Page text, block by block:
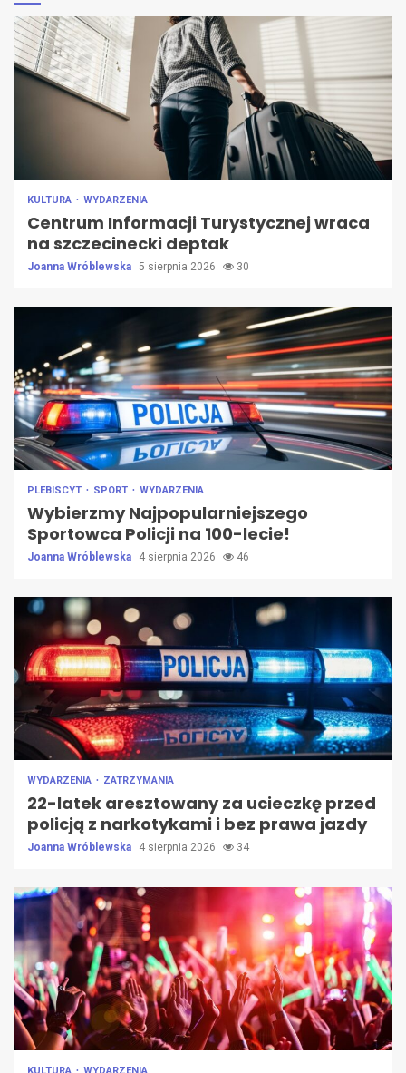
KULTURA WYDARZENIA
Centrum Informacji Turystycznej wraca
na szczecinecki deptak
Joanna Wróblewska 5 sierpnia 2026 30
PLEBISCYT SPORT WYDARZENIA
Wybierzmy Najpopularniejszego
Sportowca Policji na 100-lecie!
Joanna Wróblewska 4 sierpnia 2026 46
WYDARZENIA ZATRZYMANIA
22-latek aresztowany za ucieczkę przed
policją z narkotykami i bez prawa jazdy
Joanna Wróblewska 4 sierpnia 2026 34
KULTURA WYDARZENIA